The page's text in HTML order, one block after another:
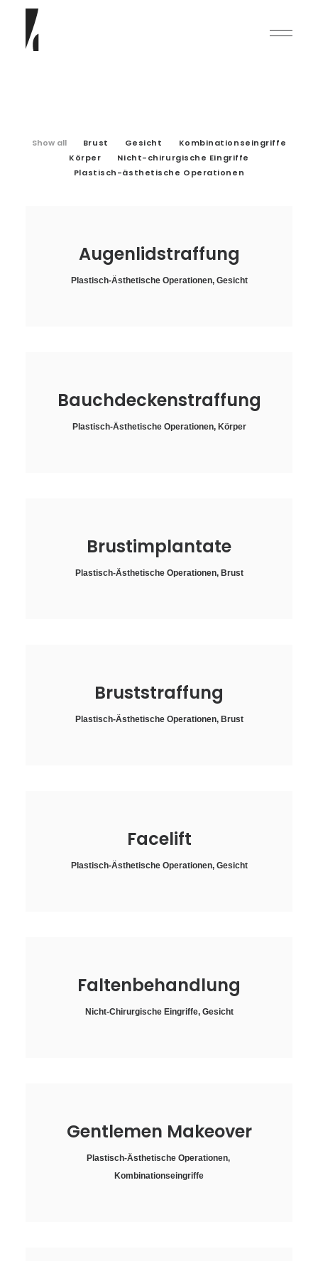
Show all Brust Gesicht
Kombinationseingriffe
Körper
Nicht-chirurgische Eingriffe
Plastisch-ästhetische Operationen
Augenlidstraffung
Plastisch-Ästhetische Operationen, Gesicht
Bauchdeckenstraffung
Plastisch-Ästhetische Operationen, Körper
Brustimplantate
Plastisch-Ästhetische Operationen, Brust
Bruststraffung
Plastisch-Ästhetische Operationen, Brust
Facelift
Plastisch-Ästhetische Operationen, Gesicht
Faltenbehandlung
Nicht-Chirurgische Eingriffe, Gesicht
Gentlemen Makeover
Plastisch-Ästhetische Operationen,
Kombinationseingriffe